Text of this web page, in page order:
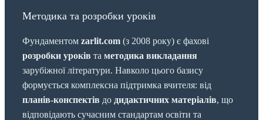
Методика та розробки уроків
Фундаментом zarlit.com (з 2008 року) є фахові
розробки уроків та методика викладання
зарубіжної літератури. Навколо цього базису
формується комплексна підтримка вчителя: від
планів-конспектів до дидактичних матеріалів, що
відповідають сучасним стандартам освіти та